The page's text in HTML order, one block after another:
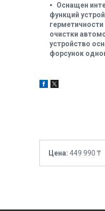
Оснащен
функций
очистки
устройство
форсунок
Цена: 449 990 ₸